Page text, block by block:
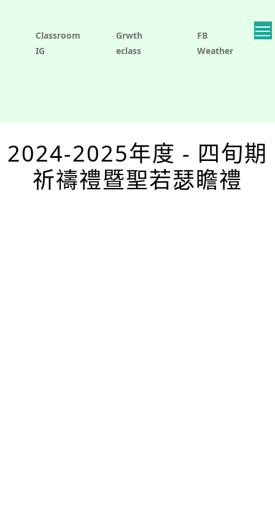
Classroom Grwth
FB
IG
eclass Weather
2024-2025年度 - 四旬期
祈禱禮暨聖若瑟瞻禮